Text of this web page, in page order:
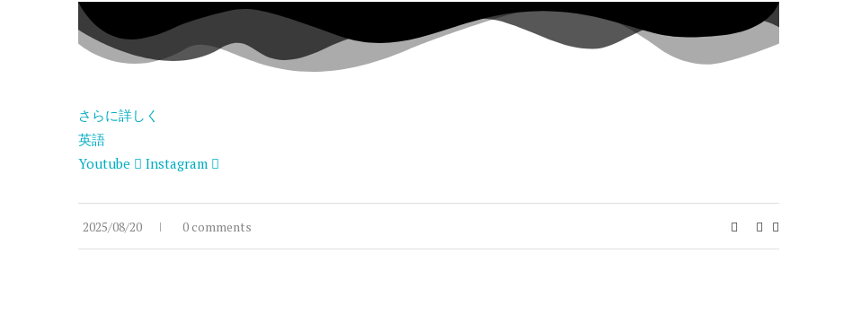
さらに詳しく
英語
Youtube
Instagram
2025/08/20 0 comments